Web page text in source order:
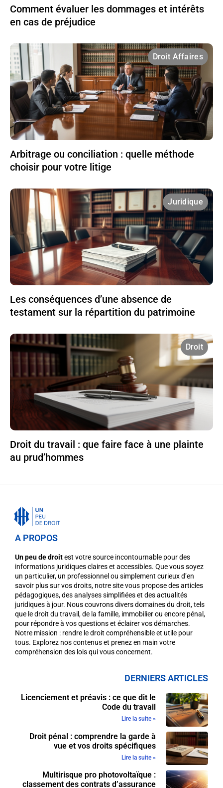
Comment évaluer les dommages et intérêts
en cas de préjudice
Droit Affaires
Arbitrage ou conciliation : quelle méthode
choisir pour votre litige
Juridique
Les conséquences d’une absence de
testament sur la répartition du patrimoine
Droit
Droit du travail : que faire face à une plainte
au prud’hommes
A PROPOS
Un peu de droitest votre source incontournable pour des
informations juridiques claires et accessibles. Que vous soyez
un particulier, un professionnel ou simplement curieux d’en
savoir plus sur vos droits, notre site vous propose des articles
pédagogiques, des analyses simplifiées et des actualités
juridiques à jour. Nous couvrons divers domaines du droit, tels
que le droit du travail, de la famille, immobilier ou encore pénal,
pour répondre à vos questions et éclairer vos démarches.
Notre mission : rendre le droit compréhensible et utile pour
tous. Explorez nos contenus et prenez en main votre
compréhension des lois qui vous concernent.
DERNIERS ARTICLES
Licenciement et préavis : ce que dit le
Code du travail
Lire la suite »
Droit pénal : comprendre la garde à
vue et vos droits spécifiques
Lire la suite »
Multirisque pro photovoltaïque :
classement des contrats d’assurance